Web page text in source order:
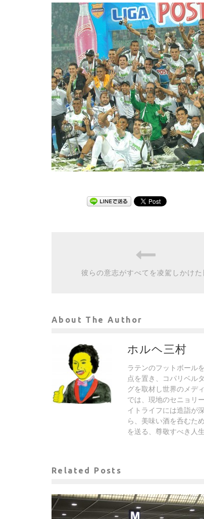
彼らの意志がすべてを凌駕しかけた
About The Author
ホルヘ三村
ラテンのフットボール
点を置き、コパリベル
グを取材し世界のメデ
では、現地のセニョリ
イトライフには造詣が
ら、美味い酒を呑むた
を送る、尊敬すべき人
Related Posts